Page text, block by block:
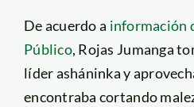
De acuerdo a información
Público, Rojas Jumanga
líder asháninka y
encontraba cortando